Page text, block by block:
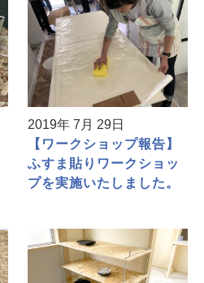
2019年 7月 29日
【ワークショップ報告】
ふすま貼りワークショッ
プを実施いたしました。